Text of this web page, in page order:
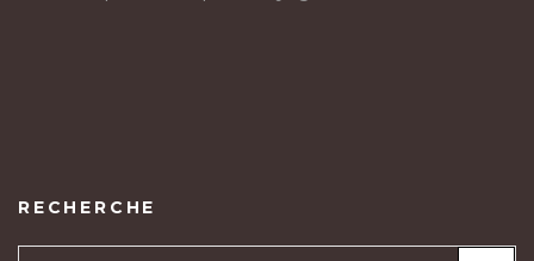
RECHERCHE